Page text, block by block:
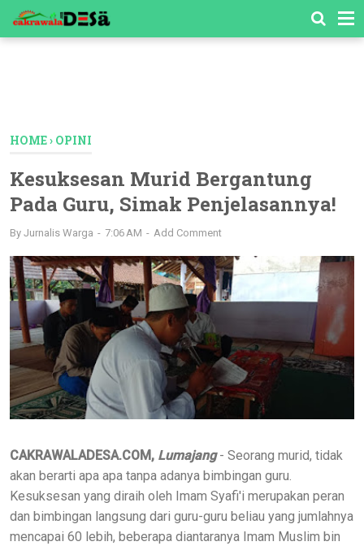
HOME› OPINI
Kesuksesan Murid Bergantung
Pada Guru, Simak Penjelasannya!
By Jurnalis Warga 7:06 AM Add Comment
CAKRAWALADESA.COM, Lumajang- Seorang murid, tidak
akan berarti apa apa tanpa adanya bimbingan guru.
Kesuksesan yang diraih oleh Imam Syafi'i merupakan peran
dan bimbingan langsung dari guru-guru beliau yang jumlahnya
mencapai 60 lebih, beberapa diantaranya Imam Muslim bin